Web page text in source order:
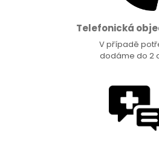
Telefonická
V případě
dodáme do 2